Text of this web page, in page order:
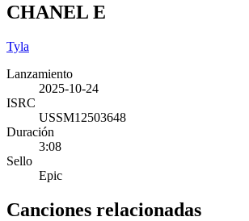
CHANEL E
Tyla
Lanzamiento
2025-10-24
ISRC
USSM12503648
Duración
3:08
Sello
Epic
Canciones relacionadas